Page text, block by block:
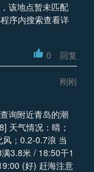
该地点暂未匹配
序内搜索查看详
0 回复
刚刚
询附近青岛的潮
天气情况：晴；
风；0.2-0.7浪 当
3.8米 / 18:50干1
(好) 赶海注意